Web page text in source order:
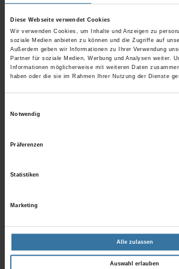
Diese Webseite verwendet Cookies
Wir verwenden Cookies, um Inhalte und Anzeigen zu
soziale Medien anbieten zu können und die Zugriffe auf
Außerdem geben wir Informationen zu Ihrer Verwendung
Partner für soziale Medien, Werbung und Analysen weiter.
Informationen möglicherweise mit weiteren Daten
haben oder die sie im Rahmen Ihrer Nutzung der Dienste
Notwendig
Präferenzen
Statistiken
Marketing
Alle zulassen
Auswahl erlauben
auch bei höheren Windgeschwindigkeiten
bleiben. Kombinieren SieBlendfreiheitund
Energiemanagementmit überzeugender
Sie fühlen sich angesprochen? Kommen Sie
beraten Sie gerne!